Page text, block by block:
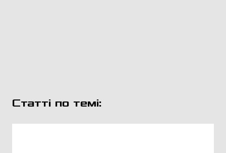
Статті по темі: